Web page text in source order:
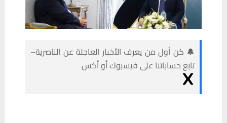
🔔 كن أول من يعرف الأخبار العاجلة عن الناصرية–
تابع حساباتنا على فيسبوك أو أكس